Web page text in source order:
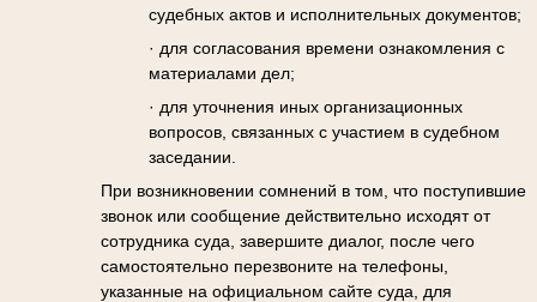
судебных актов и исполнительных документов;
· для согласования времени ознакомления с
материалами дел;
· для уточнения иных организационных
вопросов, связанных с участием в судебном
заседании.
При возникновении сомнений в том, что поступившие
звонок или сообщение действительно исходят от
сотрудника суда, завершите диалог, после чего
самостоятельно перезвоните на телефоны,
указанные на официальном сайте суда, для